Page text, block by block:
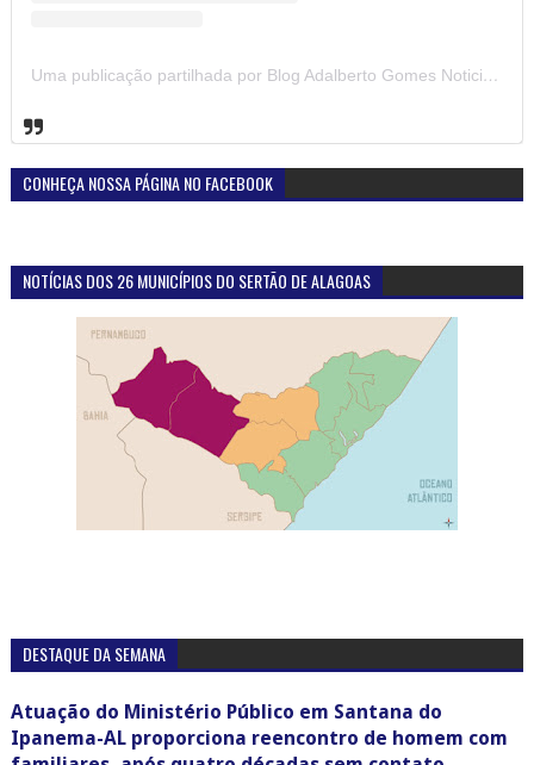
Uma publicação partilhada por Blog Adalberto Gomes Noticias (@blogadalbertogomesnoticiass)
CONHEÇA NOSSA PÁGINA NO FACEBOOK
NOTÍCIAS DOS 26 MUNICÍPIOS DO SERTÃO DE ALAGOAS
DESTAQUE DA SEMANA
Atuação do Ministério Público em Santana do
Ipanema-AL proporciona reencontro de homem com